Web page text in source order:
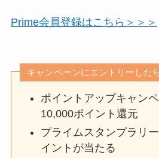
Prime会員登録はこちら＞＞＞
キャンペーンにエントリーした
ポイントアップキャン
10,000ポイント還元
プライムスタンプラリ
イントが当たる